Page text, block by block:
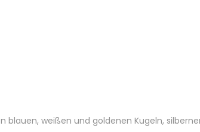
blauen, weißen und goldenen Kugeln,